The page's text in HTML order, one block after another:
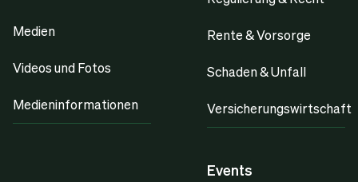
Medien
Videos und Fotos
Medieninformationen
Rente & Vorsorge
Schaden & Unfall
Versicherungswirtschaft
Events